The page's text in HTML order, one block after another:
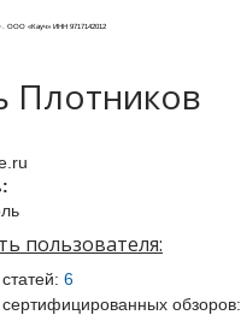
ООО «Кауч» ИНН 9717142012
Плотников
пользователя:
6
сертифицированных обзоров: